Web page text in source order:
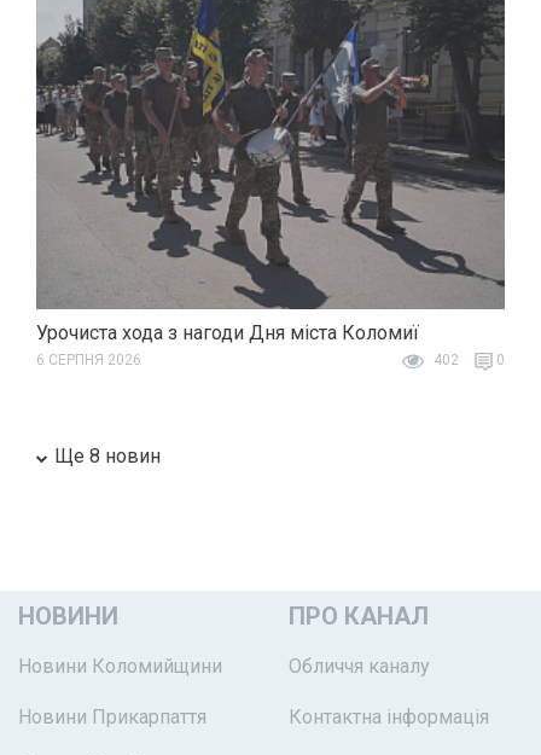
Урочиста хода з нагоди Дня міста Коломиї
6 СЕРПНЯ 2026 402 0
Ще 8 новин
НОВИНИ
Новини Коломийщини
Новини Прикарпаття
ПРО КАНАЛ
Обличчя каналу
Контактна інформація